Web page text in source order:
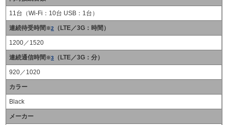
11台（Wi-Fi：10台 USB：1台）
連続待受時間 ※2 （LTE／3G：時間）
1200／1520
連続通信時間 ※3 （LTE／3G：分）
920／1020
カラー
Black
メーカー